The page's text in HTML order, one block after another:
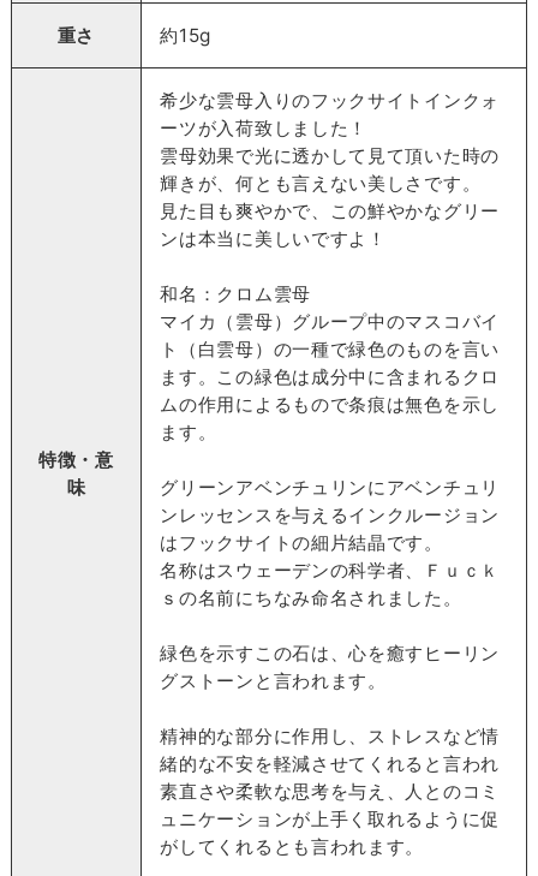
重さ 約15g
特徴・意
味
希少な雲母入りのフックサイトインクォ
ーツが入荷致しました！
雲母効果で光に透かして見て頂いた時の
輝きが、何とも言えない美しさです。
見た目も爽やかで、この鮮やかなグリー
ンは本当に美しいですよ！
和名：クロム雲母
マイカ（雲母）グループ中のマスコバイ
ト（白雲母）の一種で緑色のものを言い
ます。この緑色は成分中に含まれるクロ
ムの作用によるもので条痕は無色を示し
ます。
グリーンアベンチュリンにアベンチュリ
ンレッセンスを与えるインクルージョン
はフックサイトの細片結晶です。
名称はスウェーデンの科学者、Ｆｕｃｋ
ｓの名前にちなみ命名されました。
緑色を示すこの石は、心を癒すヒーリン
グストーンと言われます。
精神的な部分に作用し、ストレスなど情
緒的な不安を軽減させてくれると言われ
素直さや柔軟な思考を与え、人とのコミ
ュニケーションが上手く取れるように促
がしてくれるとも言われます。